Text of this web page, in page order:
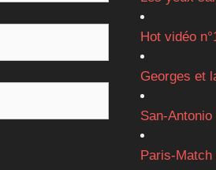
Hot vidéo
Georges et
San-
Paris-Match